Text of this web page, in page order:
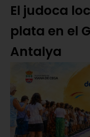
El judoca
plata en el
Antalya